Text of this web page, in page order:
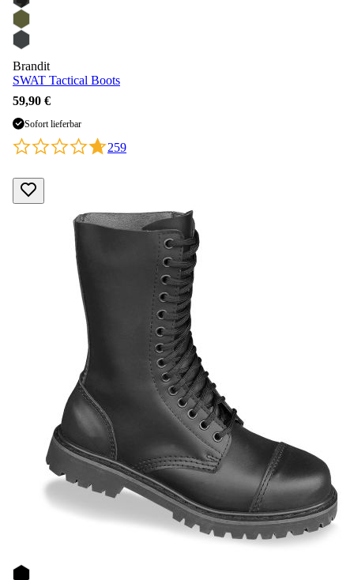
Brandit
SWAT Tactical Boots
59,90 €
Sofort lieferbar
259